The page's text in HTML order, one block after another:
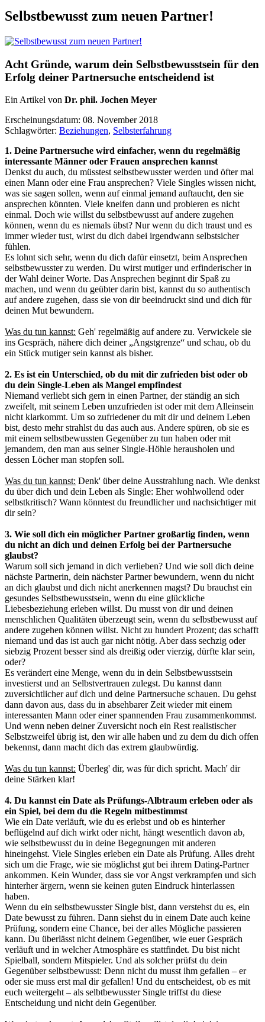
Selbstbewusst zum neuen Partner!
Acht Gründe, warum dein Selbstbewusstsein für den
Erfolg deiner Partnersuche entscheidend ist
Ein Artikel von Dr. phil. Jochen Meyer
Erscheinungsdatum: 08. November 2018
Schlagwörter: Beziehungen, Selbsterfahrung
1. Deine Partnersuche wird einfacher, wenn du regelmäßig
interessante Männer oder Frauen ansprechen kannst
Denkst du auch, du müsstest selbstbewusster werden und öfter mal
einen Mann oder eine Frau ansprechen? Viele Singles wissen nicht,
was sie sagen sollen, wenn auf einmal jemand auftaucht, den sie
ansprechen könnten. Viele kneifen dann und probieren es nicht
einmal. Doch wie willst du selbstbewusst auf andere zugehen
können, wenn du es niemals übst? Nur wenn du dich traust und es
immer wieder tust, wirst du dich dabei irgendwann selbstsicher
fühlen.
Es lohnt sich sehr, wenn du dich dafür einsetzt, beim Ansprechen
selbstbewusster zu werden. Du wirst mutiger und erfinderischer in
der Wahl deiner Worte. Das Ansprechen beginnt dir Spaß zu
machen, und wenn du geübter darin bist, kannst du so authentisch
auf andere zugehen, dass sie von dir beeindruckt sind und dich für
deinen Mut bewundern.
Was du tun kannst: Geh' regelmäßig auf andere zu. Verwickele sie
ins Gespräch, nähere dich deiner „Angstgrenze“ und schau, ob du
ein Stück mutiger sein kannst als bisher.
2. Es ist ein Unterschied, ob du mit dir zufrieden bist oder ob
du dein Single-Leben als Mangel empfindest
Niemand verliebt sich gern in einen Partner, der ständig an sich
zweifelt, mit seinem Leben unzufrieden ist oder mit dem Alleinsein
nicht klarkommt. Um so zufriedener du mit dir und deinem Leben
bist, desto mehr strahlst du das auch aus. Andere spüren, ob sie es
mit einem selbstbewussten Gegenüber zu tun haben oder mit
jemandem, den man aus seiner Single-Höhle herausholen und
dessen Löcher man stopfen soll.
Was du tun kannst: Denk' über deine Ausstrahlung nach. Wie denkst
du über dich und dein Leben als Single: Eher wohlwollend oder
selbstkritisch? Wann könntest du freundlicher und nachsichtiger mit
dir sein?
3. Wie soll dich ein möglicher Partner großartig finden, wenn
du nicht an dich und deinen Erfolg bei der Partnersuche
glaubst?
Warum soll sich jemand in dich verlieben? Und wie soll dich deine
nächste Partnerin, dein nächster Partner bewundern, wenn du nicht
an dich glaubst und dich nicht anerkennen magst? Du brauchst ein
gesundes Selbstbewusstsein, wenn du eine glückliche
Liebesbeziehung erleben willst. Du musst von dir und deinen
menschlichen Qualitäten überzeugt sein, wenn du selbstbewusst auf
andere zugehen können willst. Nicht zu hundert Prozent; das schafft
niemand und das ist auch gar nicht nötig. Aber dass sechzig oder
siebzig Prozent besser sind als dreißig oder vierzig, dürfte klar sein,
oder?
Es verändert eine Menge, wenn du in dein Selbstbewusstsein
investierst und an Selbstvertrauen zulegst. Du kannst dann
zuversichtlicher auf dich und deine Partnersuche schauen. Du gehst
dann davon aus, dass du in absehbarer Zeit wieder mit einem
interessanten Mann oder einer spannenden Frau zusammenkommst.
Und wenn neben deiner Zuversicht noch ein Rest realistischer
Selbstzweifel übrig ist, den wir alle haben und zu dem du dich offen
bekennst, dann macht dich das extrem glaubwürdig.
Was du tun kannst: Überleg' dir, was für dich spricht. Mach' dir
deine Stärken klar!
4. Du kannst ein Date als Prüfungs-Albtraum erleben oder als
ein Spiel, bei dem du die Regeln mitbestimmst
Wie ein Date verläuft, wie du es erlebst und ob es hinterher
beflügelnd auf dich wirkt oder nicht, hängt wesentlich davon ab,
wie selbstbewusst du in deine Begegnungen mit anderen
hineingehst. Viele Singles erleben ein Date als Prüfung. Alles dreht
sich um die Frage, wie sie möglichst gut bei ihrem Dating-Partner
ankommen. Kein Wunder, dass sie vor Angst verkrampfen und sich
hinterher ärgern, wenn sie keinen guten Eindruck hinterlassen
haben.
Wenn du ein selbstbewusster Single bist, dann verstehst du es, ein
Date bewusst zu führen. Dann siehst du in einem Date auch keine
Prüfung, sondern eine Chance, bei der alles Mögliche passieren
kann. Du überlässt nicht deinem Gegenüber, wie euer Gespräch
verläuft und in welcher Atmosphäre es stattfindet. Du bist nicht
Spielball, sondern Mitspieler. Und als solcher prüfst du dein
Gegenüber selbstbewusst: Denn nicht du musst ihm gefallen – er
oder sie muss erst mal dir gefallen! Und du entscheidest, ob es mit
euch weitergeht – als selbtbewusster Single triffst du diese
Entscheidung und nicht dein Gegenüber.